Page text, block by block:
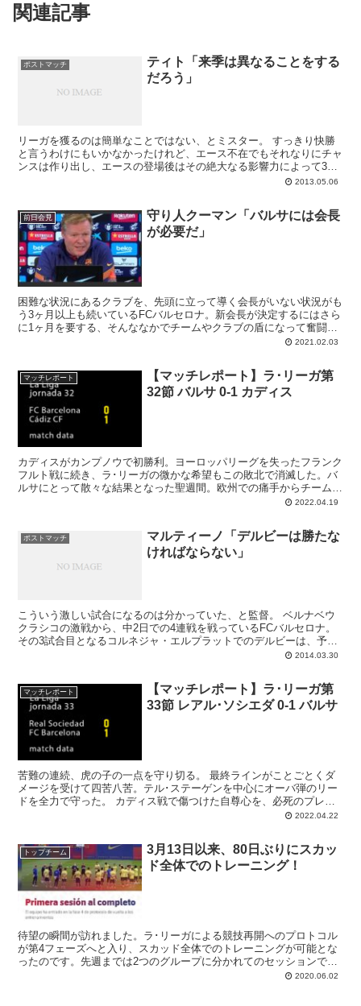
関連記事
ポストマッチ
ティト「来季は異なることをする
だろう」
リーガを獲るのは簡単なことではない、とミスター。 すっきり快勝
と言うわけにもいかなかったけれど、エース不在でもそれなりにチャ
ンスは作り出し、エースの登場後はその絶大なる影響力によって3ポ
2013.05.06
前日会見
守り人クーマン「バルサには会長
が必要だ」
困難な状況にあるクラブを、先頭に立って導く会長がいない状況がも
う3ヶ月以上も続いているFCバルセロナ。新会長が決定するにはさら
に1ヶ月を要する、そんななかでチームやクラブの盾になって奮闘し
ているのがファーストチーム監督のロナルド･クーマンです。リーダ
にクーマンが監督席にいるのはバルサにとって幸運でした。
2021.02.03
マッチレポート
【マッチレポート】ラ･リーガ第
32節 バルサ 0-1 カディス
カディスがカンプノウで初勝利。ヨーロッパリーグを失ったフランク
フルト戦に続き、ラ･リーガの微かな希望もこの敗北で消滅した。バ
ルサにとって散々な結果となった聖週間。欧州での痛手からチームは
リアクションを起こせず、空気は重さを増している。気を吐いたのは
2022.04.19
ポストマッチ
マルティーノ「デルビーは勝たな
ければならない」
こういう激しい試合になるのは分かっていた、と監督。 ベルナベウ
クラシコの激戦から、中2日での4連戦を戦っているFCバルセロナ。
その3試合目となるコルネジャ・エルプラットでのデルビーは、予想
されたとおりの非常にタフなゲームとなりました。以前... 2014.03.30
マッチレポート
【マッチレポート】ラ･リーガ第
33節 レアル･ソシエダ 0-1 バルサ
苦難の連続、虎の子の一点を守り切る。 最終ラインがことごとくダ
メージを受けて四苦八苦。テル･ステーゲンを中心にオーバ弾のリー
ドを全力で守った。 カディス戦で傷つけた自尊心を、必死のプレー
でいくらか回復させた。内容ではラ･レアルが上回ってい...2022.04.22
トップチーム
3月13日以来、80日ぶりにスカッ
ド全体でのトレーニング！
待望の瞬間が訪れました。ラ･リーガによる競技再開へのプロトコル
が第4フェーズへと入り、スカッド全体でのトレーニングが可能とな
ったのです。先週までは2つのグループに分かれてのセッションでし
たが、いよいよ本格的な戦術練習もできる。13日（土）のマジョル
2020.06.02